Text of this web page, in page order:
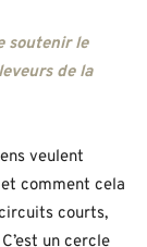
soutenir le
de la
veulent
et comment cela
courts,
un cercle